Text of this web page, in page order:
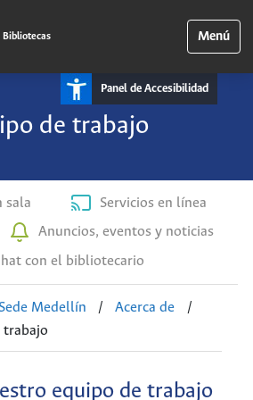
Bibliotecas Menú
Panel de Accesibilidad
de trabajo
sala
Servicios en línea
Anuncios, eventos y noticias
con el bibliotecario
Sede Medellín / Acerca de
/
trabajo
equipo de trabajo